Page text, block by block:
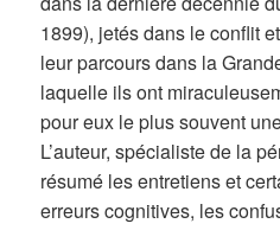
1899), jetés dans le conflit
leur parcours dans la
laquelle ils ont
pour eux le plus souvent
L’auteur, spécialiste de la
résumé les entretiens et
erreurs cognitives, les